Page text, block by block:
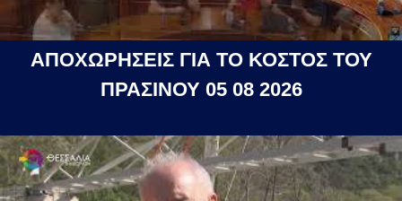
ΑΠΟΧΩΡΗΣΕΙΣ ΓΙΑ ΤΟ ΚΟΣΤΟΣ ΤΟΥ
ΠΡΑΣΙΝΟΥ 05 08 2026